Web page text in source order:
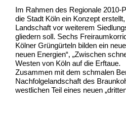
Im Rahmen des Regionale
die Stadt Köln ein Konzept
Landschaft vor weiterem
gliedern soll. Sechs
Kölner Grüngürteln bilden ein
neuen Energien“, „Zwischen
Westen von Köln auf die Erftaue.
Zusammen mit dem schmalen
Nachfolgelandschaft des
westlichen Teil eines neuen